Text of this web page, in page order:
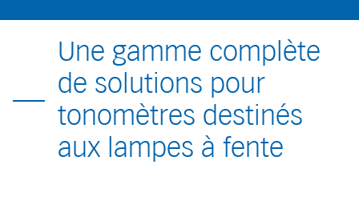
Une gamme complète
de solutions pour
tonomètres destinés
aux lampes à fente